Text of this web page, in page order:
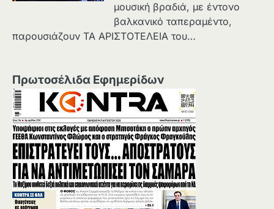
μουσική βραδιά, με έντονο
βαλκανικό ταπεραμέντο,
παρουσιάζουν ΤΑ ΑΡΙΣΤΟΤΕΛΕΙΑ του…
Πρωτοσέλιδα Εφημερίδων